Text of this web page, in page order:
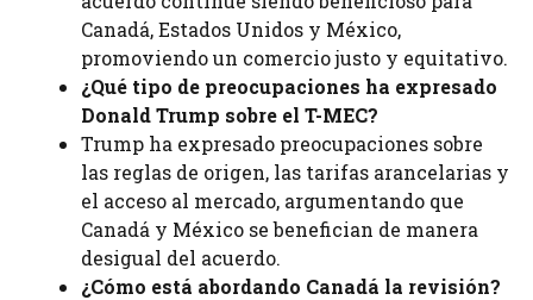
Canadá, Estados Unidos y México,
promoviendo un comercio justo y equitativo.
¿Qué tipo de preocupaciones ha expresado
Donald Trump sobre el T-MEC?
Trump ha expresado preocupaciones sobre
las reglas de origen, las tarifas arancelarias y
el acceso al mercado, argumentando que
Canadá y México se benefician de manera
desigual del acuerdo.
¿Cómo está abordando Canadá la revisión?